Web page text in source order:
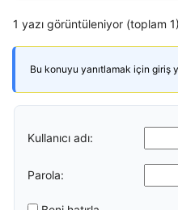
1 yazı görüntüleniyor (toplam 1)
Bu konuyu yanıtlamak için giriş
Kullanıcı adı:
Parola: